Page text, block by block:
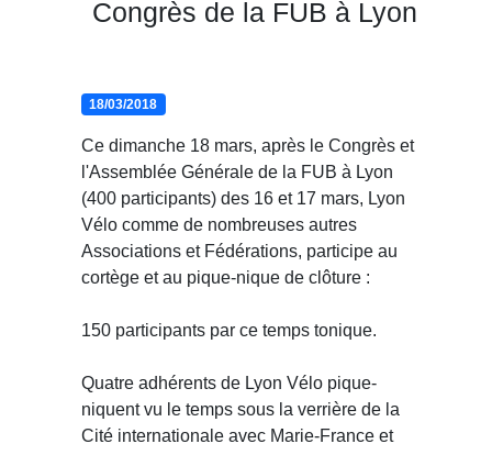
Congrès de la FUB à Lyon
18/03/2018
Ce dimanche 18 mars, après le Congrès et
l'Assemblée Générale de la FUB à Lyon
(400 participants) des 16 et 17 mars, Lyon
Vélo comme de nombreuses autres
Associations et Fédérations, participe au
cortège et au pique-nique de clôture :
150 participants par ce temps tonique.
Quatre adhérents de Lyon Vélo pique-
niquent vu le temps sous la verrière de la
Cité internationale avec Marie-France et